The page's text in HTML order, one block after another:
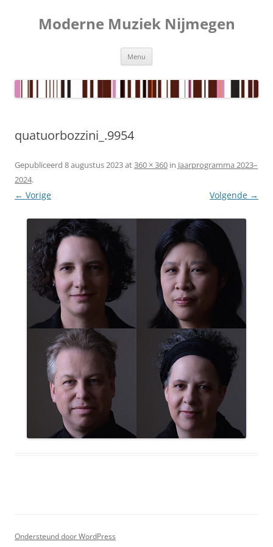
inhoudModerne Muziek Nijmegen
Menu
quatuorbozzini_.9954
Gepubliceerd 8 augustus 2023at360 × 360 in Jaarprogramma 2023–
2024.
← Vorige Volgende →
Ondersteund door WordPress